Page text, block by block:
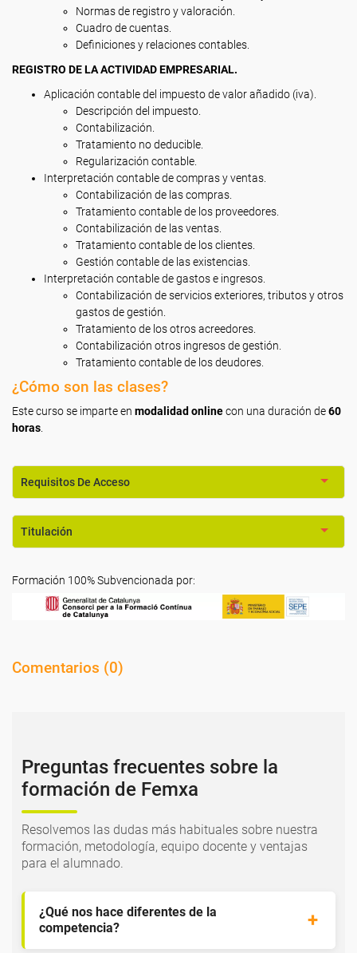
Normas de registro y valoración.
Cuadro de cuentas.
Definiciones y relaciones contables.
REGISTRO DE LA ACTIVIDAD EMPRESARIAL.
Aplicación contable del impuesto de valor añadido (iva).
Descripción del impuesto.
Contabilización.
Tratamiento no deducible.
Regularización contable.
Interpretación contable de compras y ventas.
Contabilización de las compras.
Tratamiento contable de los proveedores.
Contabilización de las ventas.
Tratamiento contable de los clientes.
Gestión contable de las existencias.
Interpretación contable de gastos e ingresos.
Contabilización de servicios exteriores, tributos y otros
gastos de gestión.
Tratamiento de los otros acreedores.
Contabilización otros ingresos de gestión.
Tratamiento contable de los deudores.
¿Cómo son las clases?
Este curso se imparte en modalidad onlinecon una duración de60
horas
Requisitos De Acceso
Titulación
Formación 100% Subvencionada por:
Comentarios (0)
Preguntas frecuentes sobre la
formación de Femxa
Resolvemos las dudas más habituales sobre nuestra
formación, metodología, equipo docente y ventajas
para el alumnado.
¿Qué nos hace diferentes de la
competencia?